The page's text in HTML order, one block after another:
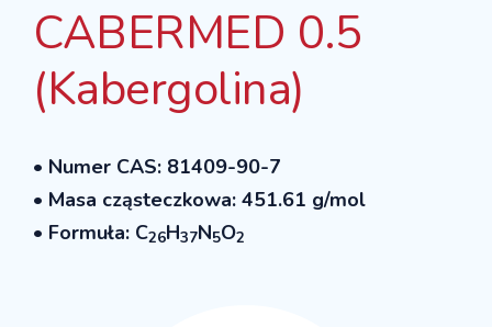
CABERMED 0.5
(Kabergolina)
• Numer CAS: 81409-90-7
• Masa cząsteczkowa: 451.61 g/mol
• Formuła: C26H37N5O2